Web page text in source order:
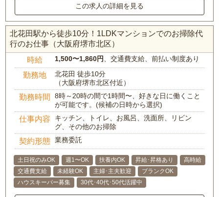
この求人の詳細を見る
北花田駅から徒歩10分！1LDKマンションでのお掃除代
行のお仕事（大阪府堺市北区）
時給 1,500〜1,860円、交通費支給、前払い制度あり
勤務地
北花田 徒歩10分
（大阪府堺市北区付近）
勤務時間
8時～20時の間で1時間〜、好きな日に働くこと
が可能です。(候補の日時から選択)
仕事内容
キッチン、トイレ、お風呂、洗面所、リビン
グ、その他のお掃除
契約形態 業務委託
土日祝のみOK 週1〜OK 扶養内OK 昇給･昇格あり
高時給
交通費支給
未経験OK 主婦･主夫歓迎
ブランクOK
ハウスキーパー募集
30代･40代･50代活躍中